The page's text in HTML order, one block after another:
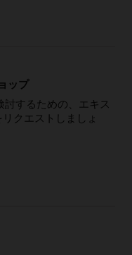
ップ
するための、エキス
クエストしましょ